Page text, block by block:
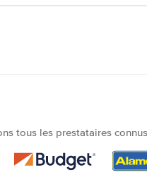
tous les prestataires connus